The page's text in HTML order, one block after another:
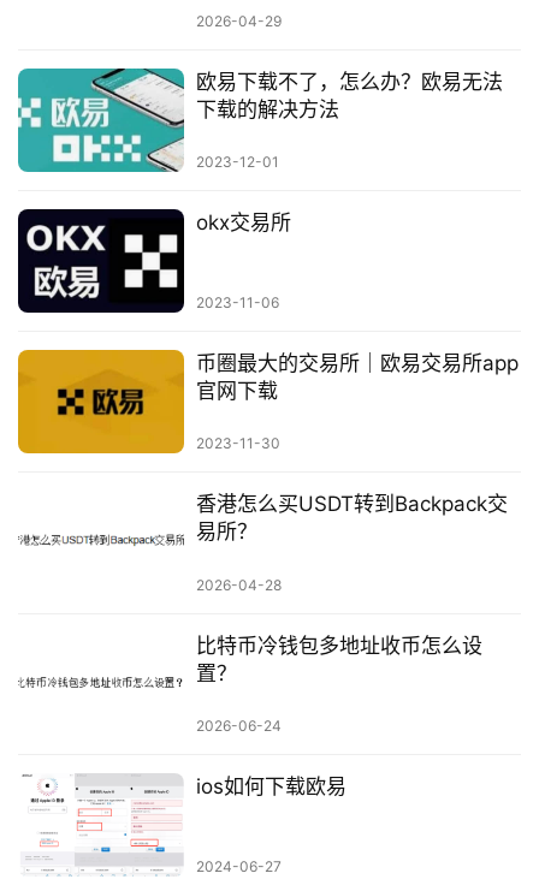
2026-04-29
欧易下载不了，怎么办？欧易无法
下载的解决方法
2023-12-01
okx交易所
2023-11-06
币圈最大的交易所｜欧易交易所app
官网下载
2023-11-30
香港怎么买USDT转到Backpack交
易所？
2026-04-28
比特币冷钱包多地址收币怎么设
置？
2026-06-24
ios如何下载欧易
2024-06-27